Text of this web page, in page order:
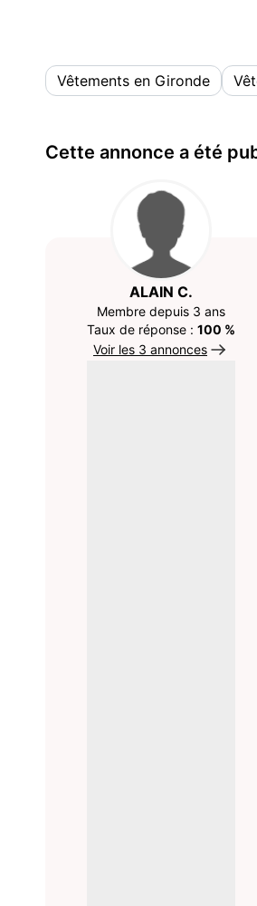
Vêtements en Gironde
Cette annonce a été
ALAIN C.
Membre depuis 3 ans
Taux de réponse : 100 %
Voir les 3 annonces